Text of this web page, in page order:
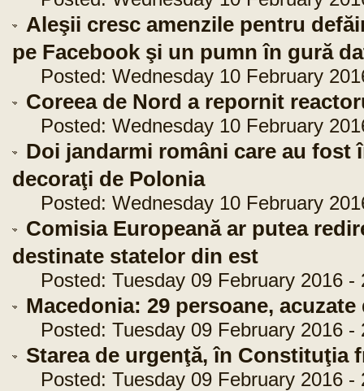
Aleşii cresc amenzile pentru
pe Facebook şi un pumn în gură
Posted: Wednesday 10 February
Coreea de Nord a repornit
Posted: Wednesday 10 February
Doi jandarmi români care au fost
decoraţi de Polonia
Posted: Wednesday 10 February
Comisia Europeană ar putea
destinate statelor din est
Posted: Tuesday 09 February 2016 -
Macedonia: 29 persoane, acuzate
Posted: Tuesday 09 February 2016 -
Starea de urgenţă, în Constituţia
Posted: Tuesday 09 February 2016 -